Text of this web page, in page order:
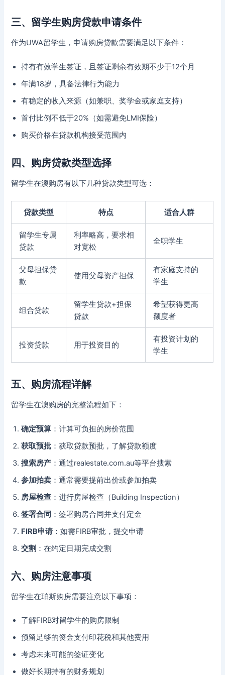
三、留学生购房贷款申请条件
作为UWA留学生，申请购房贷款需要满足以下条件：
持有有效学生签证，且签证剩余有效期不少于12个月
年满18岁，具备法律行为能力
有稳定的收入来源（如兼职、奖学金或家庭支持）
首付比例不低于20%（如需避免LMI保险）
购买价格在贷款机构接受范围内
四、购房贷款类型选择
留学生在澳购房有以下几种贷款类型可选：
贷款类型 特点 适合人群
留学生专属
贷款
利率略高，要求相
对宽松
全职学生
父母担保贷
款
使用父母资产担保
有家庭支持的
学生
组合贷款
留学生贷款+担保
贷款
希望获得更高
额度者
投资贷款 用于投资目的
有投资计划的
学生
五、购房流程详解
留学生在澳购房的完整流程如下：
确定预算 ：计算可负担的房价范围
获取预批 ：获取贷款预批，了解贷款额度
搜索房产 ：通过realestate.com.au等平台搜索
参加拍卖 ：通常需要提前出价或参加拍卖
房屋检查 ：进行房屋检查（Building Inspection）
签署合同 ：签署购房合同并支付定金
FIRB申请 ：如需FIRB审批，提交申请
交割 ：在约定日期完成交割
六、购房注意事项
留学生在珀斯购房需要注意以下事项：
了解FIRB对留学生的购房限制
预留足够的资金支付印花税和其他费用
考虑未来可能的签证变化
做好长期持有的财务规划